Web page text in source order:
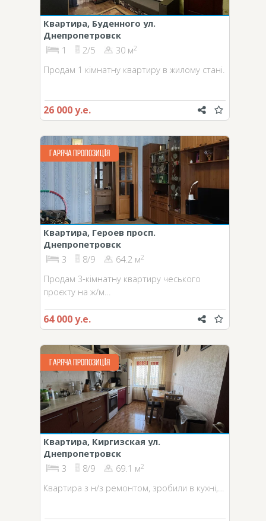
Квартира, Буденного ул.
Днепропетровск
1
2/5 30 м2
Продам 1 кімнатну квартиру в жилому стані.
26 000 у.е.
ГАРЯЧА ПРОПОЗИЦІЯ
Квартира, Героев просп.
Днепропетровск
3
8/9 64.2 м2
Продам 3-кімнатну квартиру чеського
проєкту на ж/м…
64 000 у.е.
ГАРЯЧА ПРОПОЗИЦІЯ
Квартира, Киргизская ул.
Днепропетровск
3
8/9 69.1 м2
Квартира з н/з ремонтом, зробили в кухні,…